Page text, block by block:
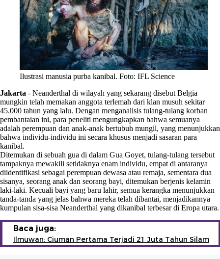
Ilustrasi manusia purba kanibal. Foto: IFL Science
Jakarta - Neanderthal di wilayah yang sekarang disebut Belgia
mungkin telah memakan anggota terlemah dari klan musuh sekitar
45.000 tahun yang lalu. Dengan menganalisis tulang-tulang korban
pembantaian ini, para peneliti mengungkapkan bahwa semuanya
adalah perempuan dan anak-anak bertubuh mungil, yang menunjukkan
bahwa individu-individu ini secara khusus menjadi sasaran para
kanibal.
Ditemukan di sebuah gua di dalam Gua Goyet, tulang-tulang tersebut
tampaknya mewakili setidaknya enam individu, empat di antaranya
diidentifikasi sebagai perempuan dewasa atau remaja, sementara dua
sisanya, seorang anak dan seorang bayi, ditemukan berjenis kelamin
laki-laki. Kecuali bayi yang baru lahir, semua kerangka menunjukkan
tanda-tanda yang jelas bahwa mereka telah dibantai, menjadikannya
kumpulan sisa-sisa Neanderthal yang dikanibal terbesar di Eropa utara.
Baca juga:
Ilmuwan: Ciuman Pertama Terjadi 21 Juta Tahun Silam